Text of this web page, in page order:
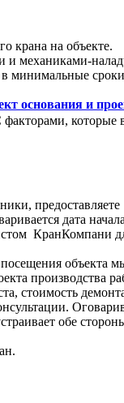
крана на объекте.
в минимальные
основания и
которые
дата
КранКомпани
посещения объекта
производства
стоимость
обе